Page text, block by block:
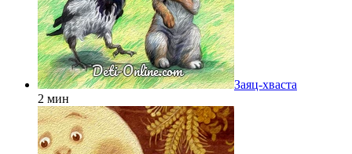
Заяц-хваста
2 мин